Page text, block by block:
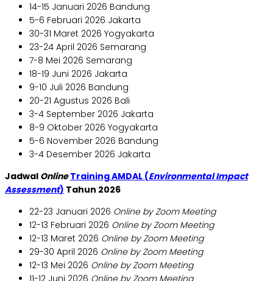
14-15 Januari 2026 Bandung
5-6 Februari 2026 Jakarta
30-31 Maret 2026 Yogyakarta
23-24 April 2026 Semarang
7-8 Mei 2026 Semarang
18-19 Juni 2026 Jakarta
9-10 Juli 2026 Bandung
20-21 Agustus 2026 Bali
3-4 September 2026 Jakarta
8-9 Oktober 2026 Yogyakarta
5-6 November 2026 Bandung
3-4 Desember 2026 Jakarta
Jadwal OnlineTraining AMDAL (Environmental Impact
Assessment) Tahun 2026
22-23 Januari 2026 Online by Zoom Meeting
12-13 Februari 2026 Online by Zoom Meeting
12-13 Maret 2026 Online by Zoom Meeting
29-30 April 2026 Online by Zoom Meeting
12-13 Mei 2026 Online by Zoom Meeting